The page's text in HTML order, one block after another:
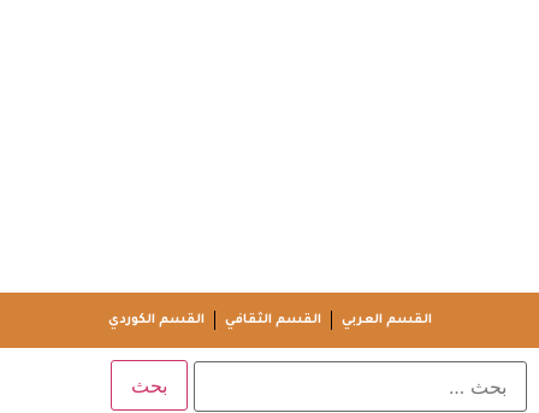
القسم العربي القسم الثقافي القسم الكوردي